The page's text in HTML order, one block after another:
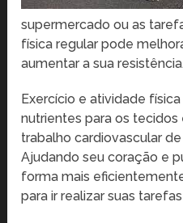
supermercado ou as
física regular pode
aumentar a sua resistência.
Exercício e atividade
nutrientes para os
trabalho cardiovascular
Ajudando seu coração e
forma mais
para ir realizar suas